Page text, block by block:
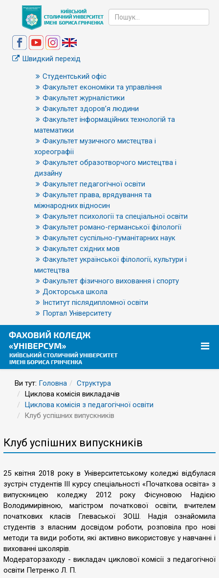
Швидкий перехід
Студентський офіс
Факультет економіки та управління
Факультет журналістики
Факультет здоров’я людини
Факультет інформаційних технологій та
математики
Факультет музичного мистецтва і
хореографії
Факультет образотворчого мистецтва і
дизайну
Факультет педагогічної освіти
Факультет права, врядування та
міжнародних відносин
Факультет психології та спеціальної освіти
Факультет романо-германської філології
Факультет суспільно-гуманітарних наук
Факультет східних мов
Факультет української філології, культури і
мистецтва
Факультет фізичного виховання і спорту
Докторська школа
Інститут післядипломної освіти
Портал Університету
Ви тут: Головна
Структура
Циклова комісія викладачів
Циклова комісія з педагогічної освіти
Клуб успішних випускників
Клуб успішних випускників
25 квітня 2018 року в Університетському коледжі відбулася
зустріч студентів III курсу спеціальності «Початкова освіта» з
випускницею коледжу 2012 року Фісуновою Надією
Володимирівною, магістром початкової освіти, вчителем
початкових класів Глеваської ЗОШ. Надія ознайомила
студентів з власним досвідом роботи, розповіла про нові
методи та види роботи, які активно використовує у навчанні і
вихованні школярів.
Модераторзаходу - викладач циклової комісії з педагогічної
освіти Петренко Л. П.